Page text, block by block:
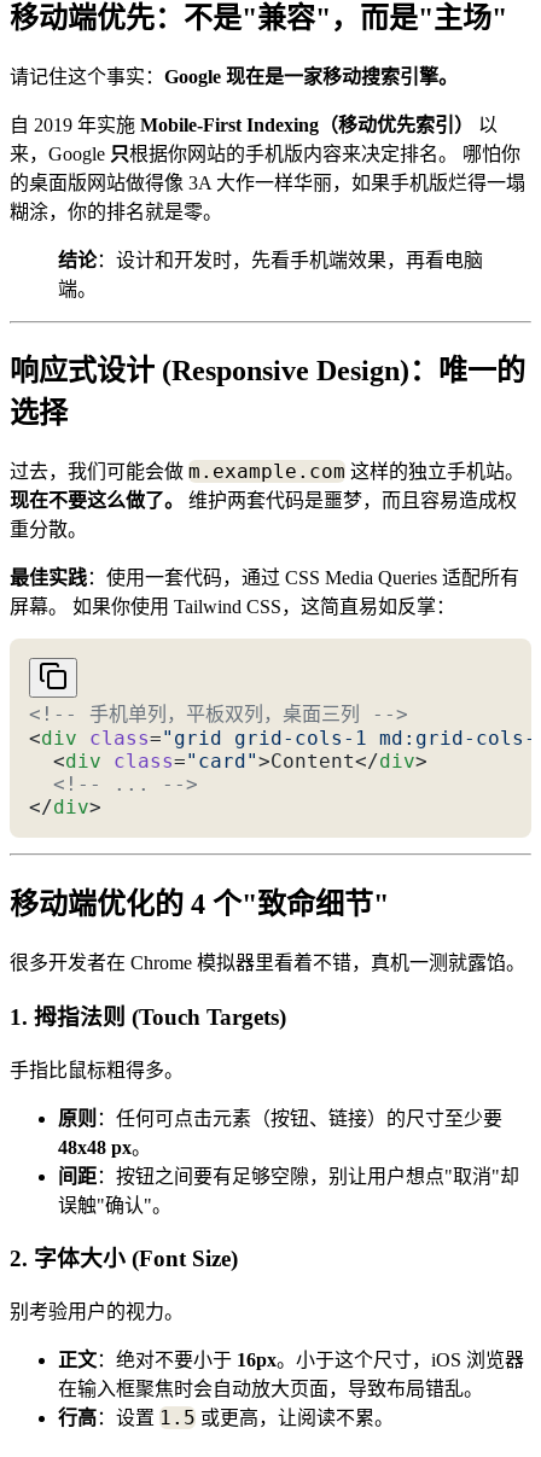
移动端优先：不是"兼容"，而是"主场"
请记住这个事实： Google 现在是一家移动搜索引擎。
自 2019 年实施 Mobile-First Indexing（移动优先索引）
以
来，Google 只根据你网站的手机版内容来决定排名。 哪怕你
的桌面版网站做得像 3A 大作一样华丽，如果手机版烂得一塌
糊涂，你的排名就是零。
结论：设计和开发时，先看手机端效果，再看电脑
端。
响应式设计 (Responsive Design)：唯一的
选择
过去，我们可能会做 m.example.com 这样的独立手机站。
现在不要这么做了。
维护两套代码是噩梦，而且容易造成权
重分散。
最佳实践：使用一套代码，通过 CSS Media Queries 适配所有
屏幕。 如果你使用 Tailwind CSS，这简直易如反掌：
<!-- 手机单列，平板双列，桌面三列 -->
<div class="grid grid-cols-1 md:grid-
  <
div class="card">Content</div>
  <!-- ... -->
</div>
移动端优化的 4 个"致命细节"
很多开发者在 Chrome 模拟器里看着不错，真机一测就露馅。
1. 拇指法则 (Touch Targets)
手指比鼠标粗得多。
原则 ：任何可点击元素（按钮、链接）的尺寸至少要
48x48 px。
间距：按钮之间要有足够空隙，别让用户想点"取消"却
误触"确认"。
2. 字体大小 (Font Size)
别考验用户的视力。
正文：绝对不要小于 16px。小于这个尺寸，iOS 浏览器
在输入框聚焦时会自动放大页面，导致布局错乱。
行高：设置 1.5 或更高，让阅读不累。